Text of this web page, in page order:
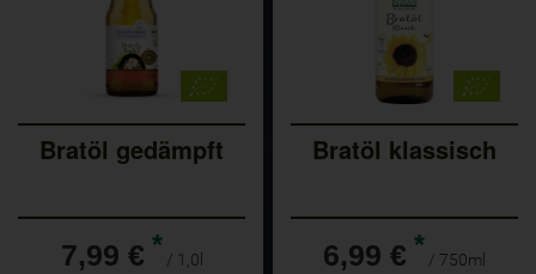
Bratöl gedämpft
7,99 € * / 1,0l
Bratöl klassisch
6,99 € * / 750ml